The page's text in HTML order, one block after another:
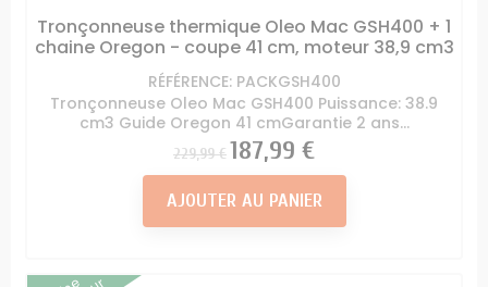
Tronçonneuse thermique Oleo Mac GSH400 + 1
chaine Oregon - coupe 41 cm, moteur 38,9 cm3
RÉFÉRENCE: PACKGSH400
Tronçonneuse Oleo Mac GSH400 Puissance: 38.9
cm3 Guide Oregon 41 cmGarantie 2 ans...
Prix
229,99 €Prix
187,99 €
AJOUTER AU PANIER